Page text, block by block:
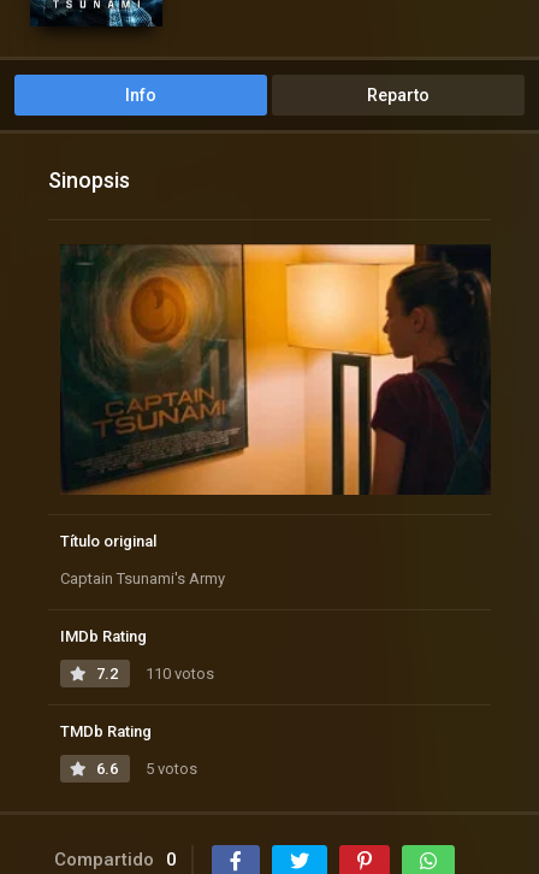
Info Reparto
Sinopsis
Título original
Captain Tsunami's Army
IMDb Rating
7.2 110 votos
TMDb Rating
6.6 5 votos
Compartido 0